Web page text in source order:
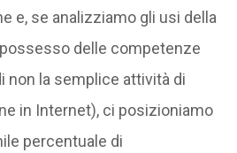
e, se analizziamo gli usi della
delle competenze
non la semplice attività di
in Internet), ci posizioniamo
percentuale di